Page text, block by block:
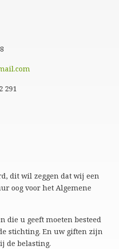
291
dit wil zeggen dat wij een
oog voor het Algemene
die u geeft moeten besteed
stichting. En uw giften zijn
de belasting.